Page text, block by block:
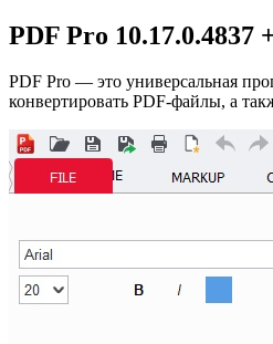
PDF Pro 10.17.0.4837
PDF Pro — это универсальная
конвертировать PDF-файлы, а